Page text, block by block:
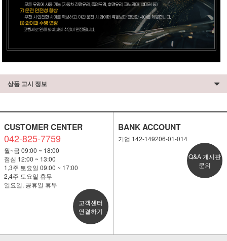
상품 고시 정보
CUSTOMER CENTER
042-825-7759
월~금 09:00 ~ 18:00
점심 12:00 ~ 13:00
1,3주 토요일 09:00 ~ 17:00
2,4주 토요일 휴무
일요일, 공휴일 휴무
고객센터
연결하기
BANK ACCOUNT
기업 142-149206-01-014
Q&A 게시판
문의